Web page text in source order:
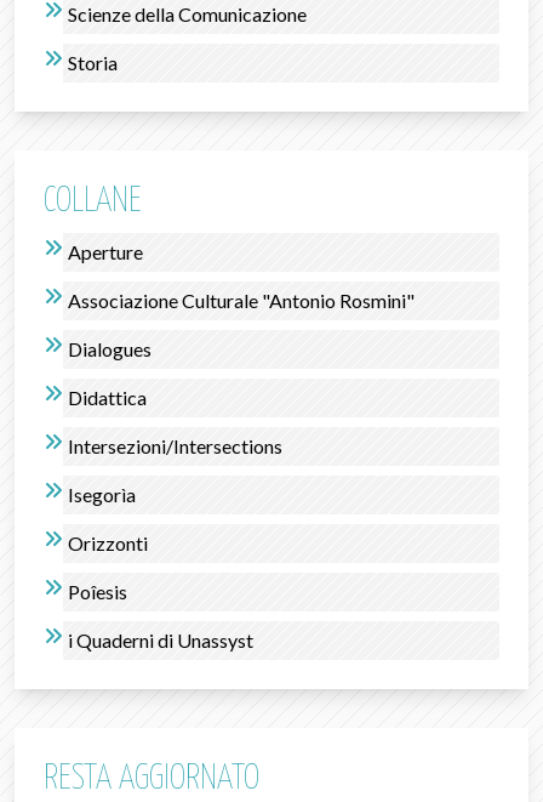
Scienze della Comunicazione
Storia
COLLANE
Aperture
Associazione Culturale "Antonio Rosmini"
Dialogues
Didattica
Intersezioni/Intersections
Isegorìa
Orizzonti
Poîesis
i Quaderni di Unassyst
RESTA AGGIORNATO